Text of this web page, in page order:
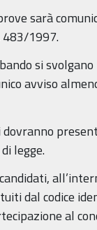
sarà
483/1997.
si
avviso
dovranno
legge.
dal codice
al